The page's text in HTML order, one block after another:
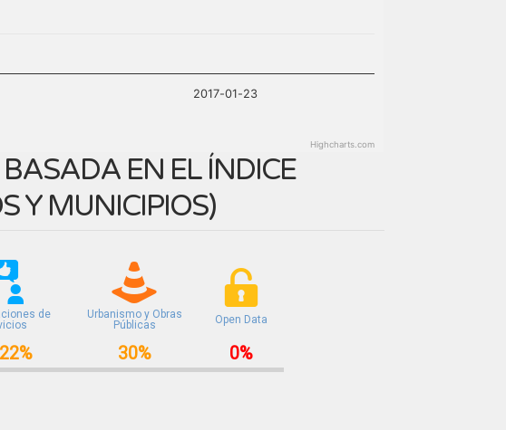
2017-01-23
Highcharts.com
EN EL ÍNDICE
Y MUNICIPIOS)
de
Urbanismo y Obras
Públicas
30%
Open Data
0%